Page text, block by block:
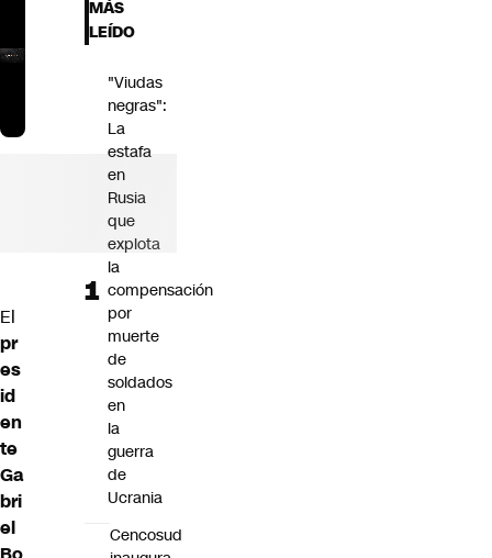
El
pr
es
id
en
te
Ga
bri
el
MÁS
LEÍDO
"Viudas
negras":
La
estafa
en
Rusia
que
explota
la
compensación
por
muerte
de
soldados
en
la
guerra
de
Ucrania
Cencosud